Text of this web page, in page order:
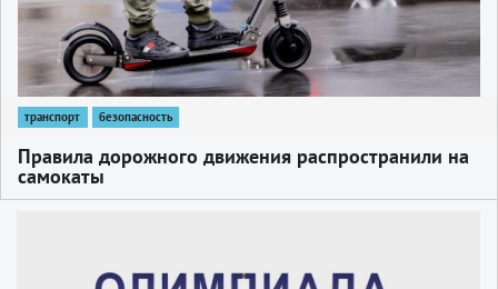
транспорт безопасность
Правила дорожного движения распространили на
самокаты